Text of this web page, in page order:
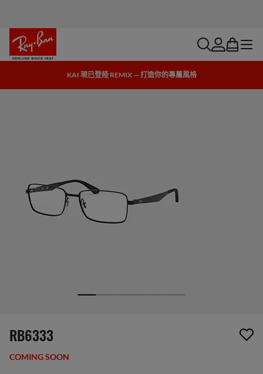
searchaccount
bag menu
KAI 現已登陸 REMIX — 打造你的專屬風格
1 項商品已從您的願望清單移除
RB6333
COMING SOON